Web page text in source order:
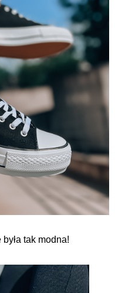
tak modna!